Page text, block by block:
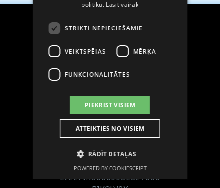
Seko mums sociālajos tīklos
Uzņēmuma rekvizīti
LV40003034935
Luminor Bank AS Latvija
LV22RIKO0000081829006
politiku.Lasīt vairāk
STRIKTI NEPIECIEŠAMIE
VEIKTSPĒJAS MĒRĶA
FUNKCIONALITĀTES
PIEKRIST VISIEM
ATTEIKTIES NO VISIEM
RĀDĪT DETAĻAS
POWERED BY COOKIESCRIPT